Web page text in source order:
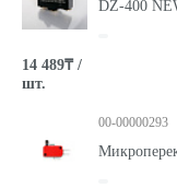
DZ-400
14 489₸ /
шт.
00-00000293